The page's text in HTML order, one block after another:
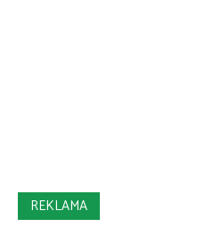
REKLAMA